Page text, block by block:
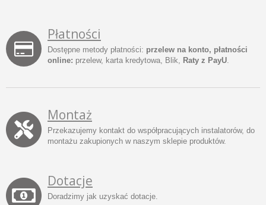
Płatności
Dostępne metody płatności: przelew na konto, płatności
online: przelew, karta kredytowa, Blik, Raty z PayU
Montaż
Przekazujemy kontakt do współpracujących instalatorów, do
montażu zakupionych w naszym sklepie produktów.
Dotacje
Doradzimy jak uzyskać dotacje.